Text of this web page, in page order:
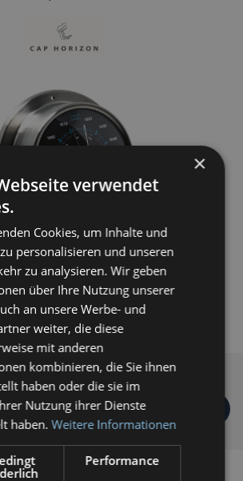
179,00 € *
inkl. MwSt.zzgl. Versandkosten
Lieferzeit 3-5 Werktage
IN DEN WARENKORB
Vergleichsliste setzen
×
verwendet
Cookies, um Inhalte und
personalisieren und unseren
zu analysieren. Wir geben
über Ihre Nutzung unserer
an unsere Werbe- und
weiter, die diese
mit anderen
kombinieren, die Sie ihnen
haben oder die sie im
Nutzung ihrer Dienste
haben.Weitere Informationen
Performance